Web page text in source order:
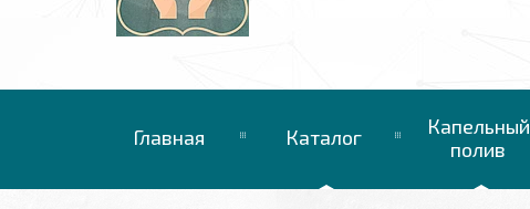
Главная Каталог
Капельный
полив